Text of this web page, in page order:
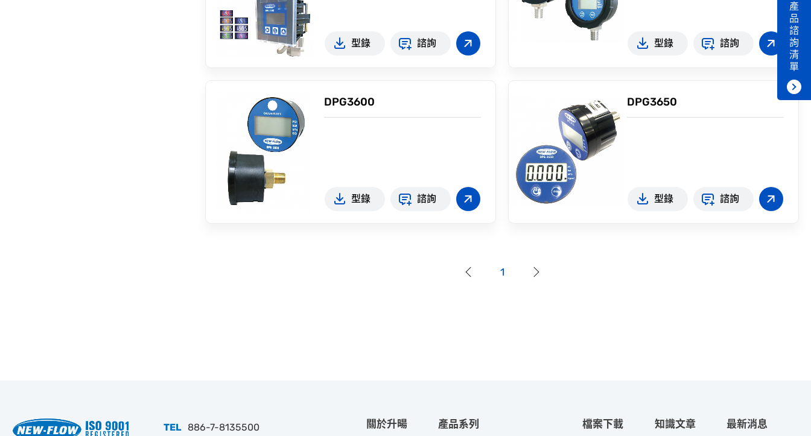
型錄 諮詢 型錄 諮詢
DPG3600
型錄 諮詢
DPG3650
型錄 諮詢
1
產
品
諮
詢
清
單
TEL 886-7-8135500 關於升暘 產品系列 檔案下載 知識文章 最新消息